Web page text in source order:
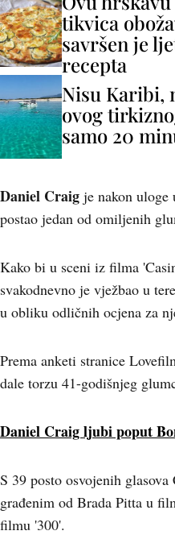
tikvica
savršen je
recepta
Nisu Karibi,
ovog
samo 20
Daniel Craig je nakon
postao jedan od omiljenih
Kako bi u sceni iz filma
svakodnevno je vježbao u
u obliku odličnih ocjena za
Prema anketi stranice
dale torzu 41-godišnjeg
Daniel Craig ljubi poput
S 39 posto osvojenih
građenim od Brada Pitta u
filmu '300'.